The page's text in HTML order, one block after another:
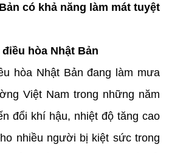
có khả năng làm mát tuyệt
hòa Nhật Bản
hòa Nhật Bản đang làm mưa
Việt Nam trong những năm
đổi khí hậu, nhiệt độ tăng cao
nhiều người bị kiệt sức trong